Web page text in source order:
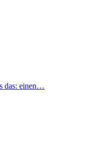
das: einen…